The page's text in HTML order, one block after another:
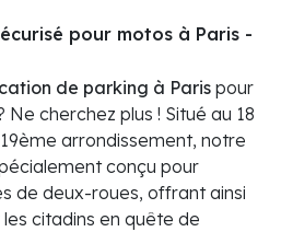
pour motos à Paris -
de parking à Paris pour
cherchez plus ! Situé au 18
arrondissement, notre
conçu pour
de deux-roues, offrant ainsi
citadins en quête de